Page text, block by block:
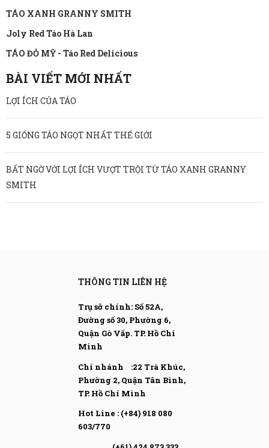
TÁO XANH GRANNY SMITH
Joly Red Táo Hà Lan
TÁO ĐỎ MỸ - Táo Red Delicious
BÀI VIẾT MỚI NHẤT
LỢI ÍCH CỦA TÁO
5 GIỐNG TÁO NGỌT NHẤT THẾ GIỚI
BẤT NGỜ VỚI LỢI ÍCH VƯỢT TRỘI TỪ TÁO XANH GRANNY
SMITH
THÔNG TIN LIÊN HỆ
Trụ sở chính: Số 52A,
Đường số 30, Phường 6,
Quận Gò Vấp. TP. Hồ Chí
Minh
Chi nhánh :22 Trà Khúc,
Phường 2, Quận Tân Bình,
TP. Hồ Chí Minh
Hot Line : (+84) 918 080
603/770